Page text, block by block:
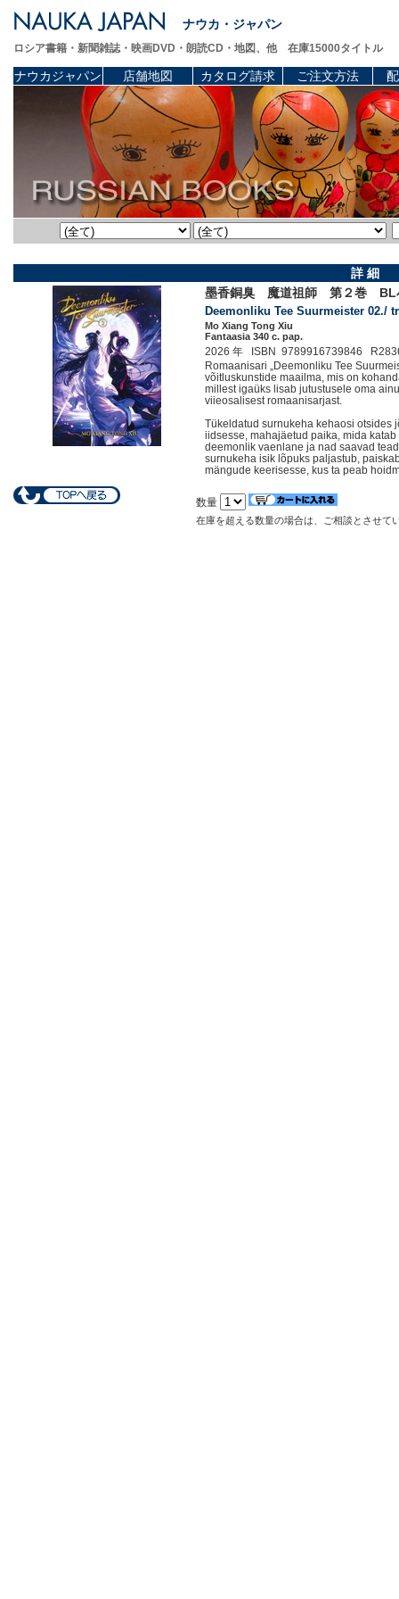
ナウカ・ジャパン
ロシア書籍・新聞雑誌・映画DVD・朗読CD・地図、他 在庫15000タイトル
ナウカジャパン 店舗地図 カタログ請求 ご注文方法
詳 細
墨香銅臭 魔道祖師 第２巻 BL
Deemonliku Tee Suurmeister 02./
Mo Xiang Tong Xiu
Fantaasia 340 c. pap.
2026 年 ISBN 9789916739846
Romaanisari „Deemonliku Tee
võitluskunstide maailma, mis on
millest igaüks lisab jutustusele oma
viieosalisest romaanisarjast.
Tükeldatud surnukeha kehaosi
iidsesse, mahajäetud paika, mida
deemonlik vaenlane ja nad saavad
surnukeha isik lõpuks paljastub,
mängude keerisesse, kus ta peab
数量
在庫を超える数量の場合は、ご相談とさせて